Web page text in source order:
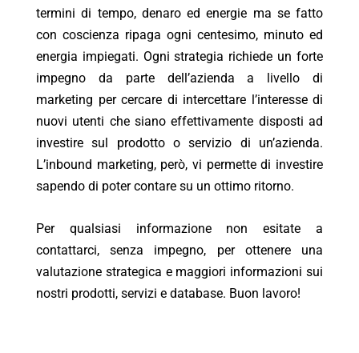
termini di tempo, denaro ed energie ma se fatto
con coscienza ripaga ogni centesimo, minuto ed
energia impiegati. Ogni strategia richiede un forte
impegno da parte dell’azienda a livello di
marketing per cercare di intercettare l’interesse di
nuovi utenti che siano effettivamente disposti ad
investire sul prodotto o servizio di un’azienda.
L’inbound marketing, però, vi permette di investire
sapendo di poter contare su un ottimo ritorno.
Per qualsiasi informazione non esitate a
contattarci, senza impegno, per ottenere una
valutazione strategica e maggiori informazioni sui
nostri prodotti, servizi e database. Buon lavoro!